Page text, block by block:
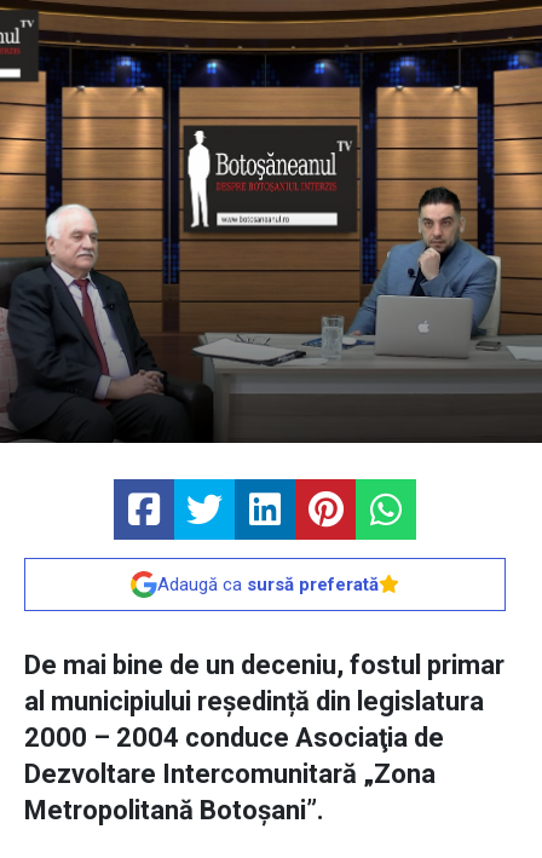
Adaugă ca sursă preferată
De mai bine de un deceniu, fostul primar
al municipiului reședință din legislatura
2000 – 2004 conduce Asociaţia de
Dezvoltare Intercomunitară „Zona
Metropolitană Botoşani”.